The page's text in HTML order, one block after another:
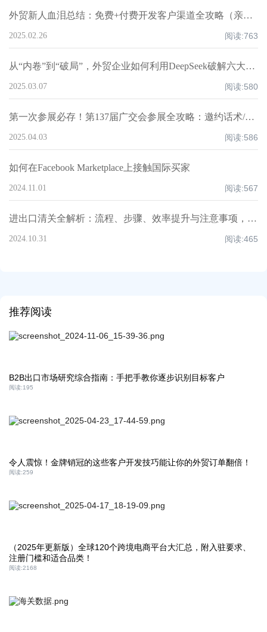
外贸新人血泪总结：免费+付费开发客户渠道全攻略（亲测爆单路径）
2025.02.26 阅读:763
从“内卷”到“破局”，外贸企业如何利用DeepSeek破解六大核心痛点，重构全球化竞争力？
2025.03.07 阅读:580
第一次参展必存！第137届广交会参展全攻略：邀约话术/展位话术/跟进邮件模板
2025.04.03 阅读:586
如何在Facebook Marketplace上接触国际买家
2024.11.01 阅读:567
进出口清关全解析：流程、步骤、效率提升与注意事项，超全知识点汇总！
2024.10.31 阅读:465
推荐阅读
B2B出口市场研究综合指南：手把手教你逐步识别目标客户
阅读:195
令人震惊！金牌销冠的这些客户开发技巧能让你的外贸订单翻倍！
阅读:259
（2025年更新版）全球120个跨境电商平台大汇总，附入驻要求、
注册门槛和适合品类！
阅读:2168